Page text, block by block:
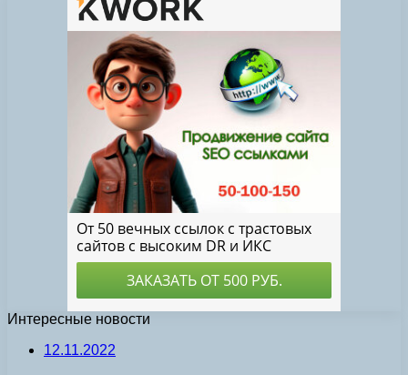
Интересные новости
12.11.2022